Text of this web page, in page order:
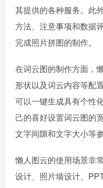
其提供的各种服务。此
方法、注意事项和数据
完成照片拼图的制作。
在词云图的制作方面，
形状以及词云内容等配
可以一键生成具有个性
己的喜好设置词云图的
文字间隙和文字大小等参
懒人图云的使用场景非
设计、照片墙设计、